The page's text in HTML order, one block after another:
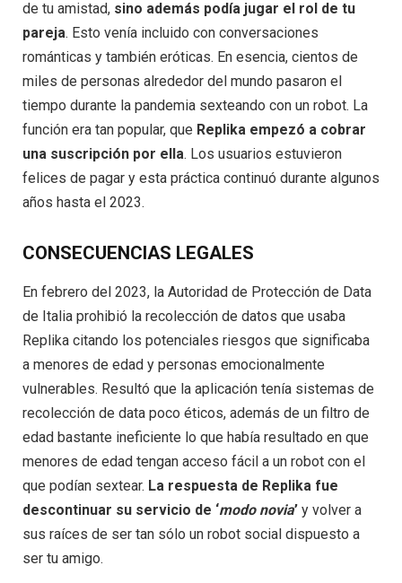
de tu amistad, sino además podía jugar el rol de tu
pareja. Esto venía incluido con conversaciones
románticas y también eróticas. En esencia, cientos de
miles de personas alrededor del mundo pasaron el
tiempo durante la pandemia sexteando con un robot. La
función era tan popular, que Replika empezó a cobrar
una suscripción por ella. Los usuarios estuvieron
felices de pagar y esta práctica continuó durante algunos
años hasta el 2023.
CONSECUENCIAS LEGALES
En febrero del 2023, la Autoridad de Protección de Data
de Italia prohibió la recolección de datos que usaba
Replika citando los potenciales riesgos que significaba
a menores de edad y personas emocionalmente
vulnerables. Resultó que la aplicación tenía sistemas de
recolección de data poco éticos, además de un filtro de
edad bastante ineficiente lo que había resultado en que
menores de edad tengan acceso fácil a un robot con el
que podían sextear. La respuesta de Replika fue
descontinuar su servicio de ‘modo novia’ y volver a
sus raíces de ser tan sólo un robot social dispuesto a
ser tu amigo.